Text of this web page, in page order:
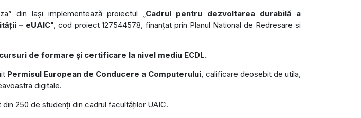
din Iași implementează proiectul „Cadrul pentru dezvoltarea durabilă a
– eUAIC", cod proiect 127544578, finanțat prin Planul National de Redresare si
de formare și certificare la nivel mediu ECDL.
Permisul European de Conducere a Computerului, calificare deosebit de utila,
digitale.
250 de studenți din cadrul facultăților UAIC.